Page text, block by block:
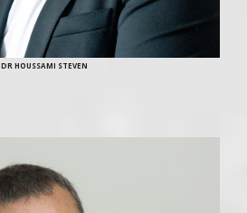
DR HOUSSAMI STEVEN